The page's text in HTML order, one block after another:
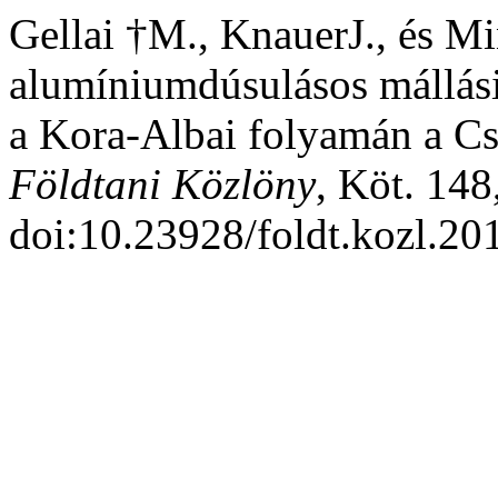
Gellai †M., KnauerJ., és
alumíniumdúsulásos
a Kora-Albai folyamán a
Földtani Közlöny, Köt.
doi:10.23928/